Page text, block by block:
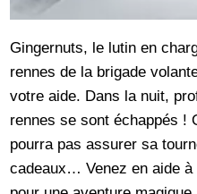
Gingernuts, le lutin en
rennes de la brigade
votre aide. Dans la nuit,
rennes se sont échappés !
pourra pas assurer sa
cadeaux… Venez en aide à